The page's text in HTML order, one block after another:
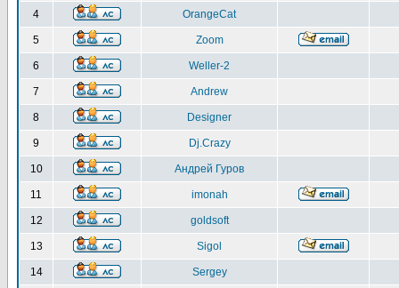
4 OrangeCat
5 Zoom
6 Weller-2
7 Andrew
8 Designer
9 Dj.Crazy
10 Андрей Гуров
11 imonah
12 goldsoft
13 Sigol
14 Sergey